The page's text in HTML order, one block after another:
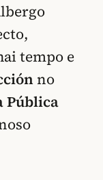
tempo e
no
Pública